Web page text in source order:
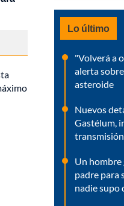
Lo último
"Volverá a
alerta
asteroide
Nuevos
Gastélum,
Un hombre
padre para
nadie supo